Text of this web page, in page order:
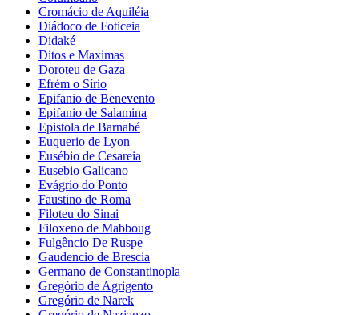
Cromácio de Aquiléia
Diádoco de Foticeia
Didaké
Ditos e Maximas
Doroteu de Gaza
Efrém o Sírio
Epifanio de Benevento
Epifanio de Salamina
Epistola de Barnabé
Euquerio de Lyon
Eusébio de Cesareia
Eusebio Galicano
Evágrio do Ponto
Faustino de Roma
Filoteu do Sinai
Filoxeno de Mabboug
Fulgêncio De Ruspe
Gaudencio de Brescia
Germano de Constantinopla
Gregório de Agrigento
Gregório de Narek